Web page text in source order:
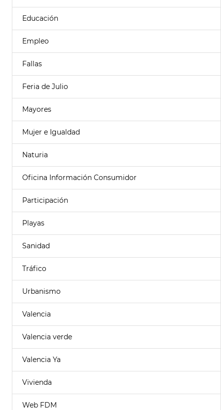
Educación
Empleo
Fallas
Feria de Julio
Mayores
Mujer e Igualdad
Naturia
Oficina Información Consumidor
Participación
Playas
Sanidad
Tráfico
Urbanismo
Valencia
Valencia verde
Valencia Ya
Vivienda
Web FDM